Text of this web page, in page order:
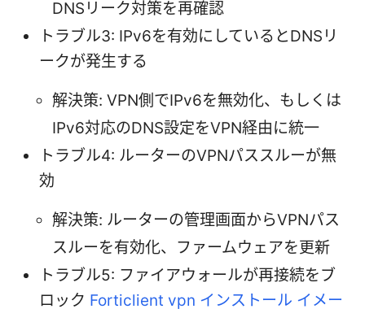
DNSリーク対策を再確認
トラブル3: IPv6を有効にしているとDNSリ
ークが発生する
解決策: VPN側でIPv6を無効化、もしくは
IPv6対応のDNS設定をVPN経由に統一
トラブル4: ルーターのVPNパススルーが無
効
解決策: ルーターの管理画面からVPNパス
スルーを有効化、ファームウェアを更新
トラブル5: ファイアウォールが再接続をブ
ロック Forticlient vpn インストール イメー